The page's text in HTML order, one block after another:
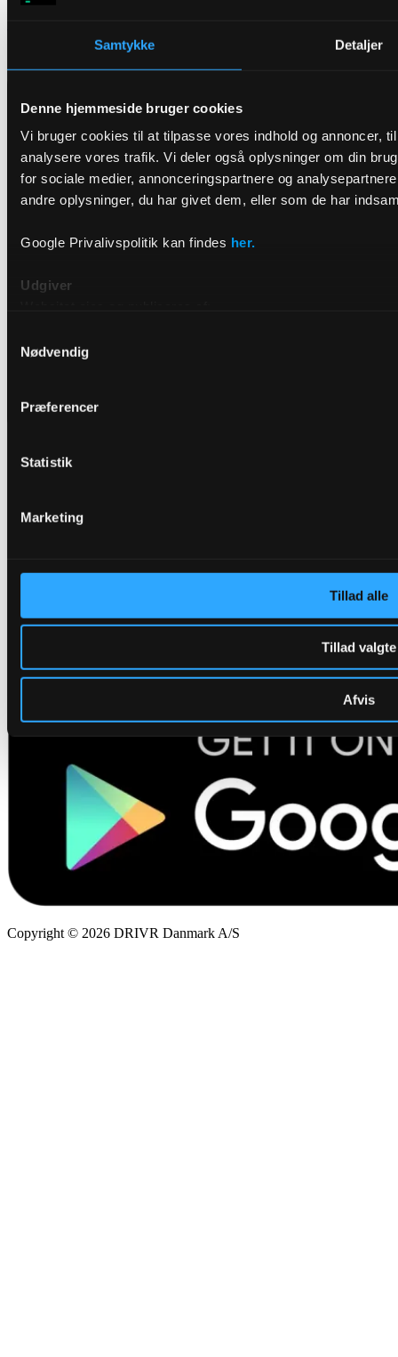
Samtykke Detaljer
Denne hjemmeside bruger cookies
Vi bruger cookies til at tilpasse vores indhold og annoncer,
analysere vores trafik. Vi deler også oplysninger om din
for sociale medier, annonceringspartnere og
andre oplysninger, du har givet dem, eller som de har
Google Privalivspolitik kan findes her.
Udgiver
DRIVR
Nødvendig
Præferencer
Statistik
Marketing
Tillad alle
Tillad valgte
Afvis
Copyright © 2026 DRIVR Danmark A/S